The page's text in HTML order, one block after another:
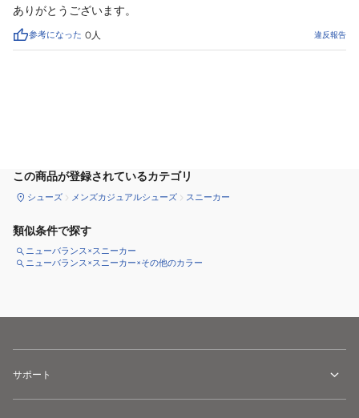
ありがとうございます。
参考になった 0人 違反報告
この商品が登録されているカテゴリ
シューズ メンズカジュアルシューズ スニーカー
類似条件で探す
ニューバランス×スニーカー
ニューバランス×スニーカー×その他のカラー
サポート